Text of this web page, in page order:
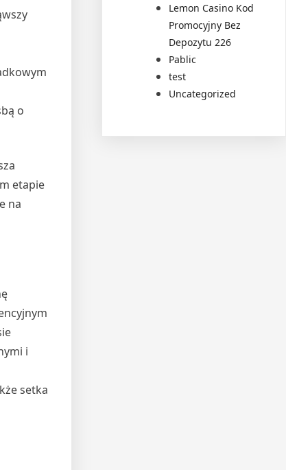
o
etapie
na
i
setka
Lemon Casino Kod
Promocyjny Bez
Depozytu 226
Pablic
test
Uncategorized